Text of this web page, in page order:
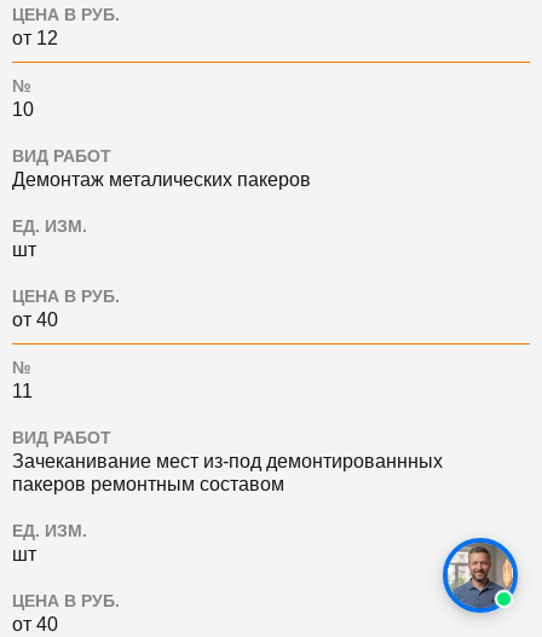
ЦЕНА В РУБ.
от 12
№
10
ВИД РАБОТ
Демонтаж металических пакеров
ЕД. ИЗМ.
шт
ЦЕНА В РУБ.
от 40
№
11
ВИД РАБОТ
Зачеканивание мест из-под демонтированнных
пакеров ремонтным составом
ЕД. ИЗМ.
шт
ЦЕНА В РУБ.
от 40